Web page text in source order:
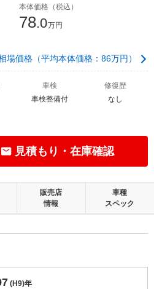
本体価格（税込）
78.0万円
場価格（平均本体価格：86万円）
車検
車検整備付
修復歴
なし
見積もり・在庫確認
販売店
情報
車種
スペック
(H9)年